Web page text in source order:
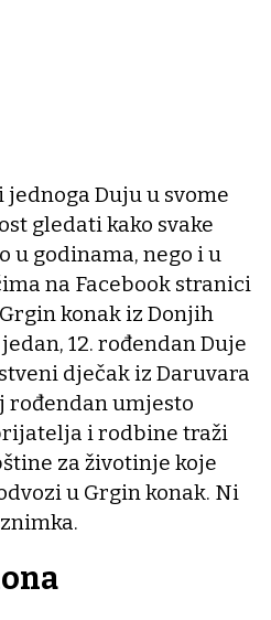
Duju u svome
gledati kako svake
u godinama, nego i u
na Facebook stranici
konak iz Donjih
12. rođendan Duje
dječak iz Daruvara
rođendan umjesto
i rodbine traži
za životinje koje
u Grgin konak. Ni